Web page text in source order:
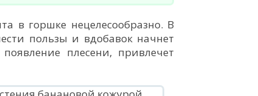
в горшке нецелесообразно. В
пользы и вдобавок начнет
плесени, привлечет